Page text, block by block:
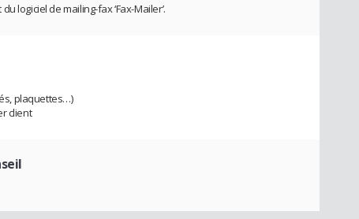
logiciel de mailing-fax ‘Fax-Mailer’.
plaquettes…)
client